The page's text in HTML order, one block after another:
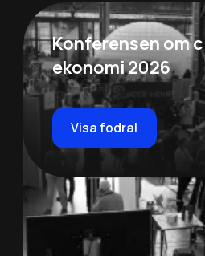
Konferensen om
ekonomi 2026
Visa fodral